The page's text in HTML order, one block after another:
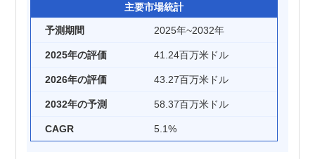
主要市場統計
予測期間 2025年~2032年
2025年の評価 41.24百万米ドル
2026年の評価 43.27百万米ドル
2032年の予測 58.37百万米ドル
CAGR 5.1%